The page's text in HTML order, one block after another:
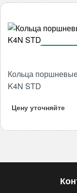
Кольца
K4N STD
Цену уточняйте